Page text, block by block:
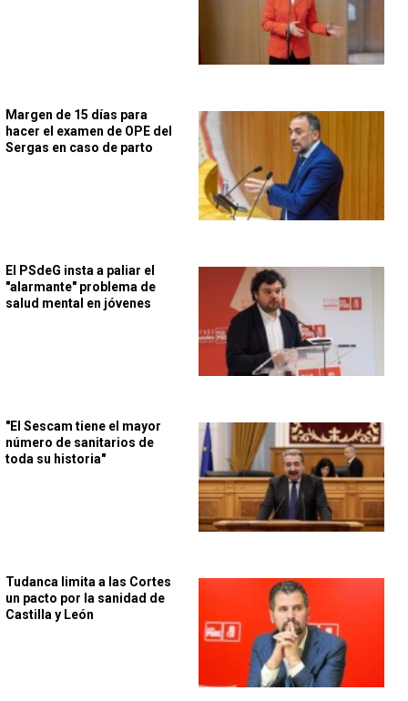
Margen de 15 días para
hacer el examen de OPE del
Sergas en caso de parto
El PSdeG insta a paliar el
"alarmante" problema de
salud mental en jóvenes
"El Sescam tiene el mayor
número de sanitarios de
toda su historia"
Tudanca limita a las Cortes
un pacto por la sanidad de
Castilla y León